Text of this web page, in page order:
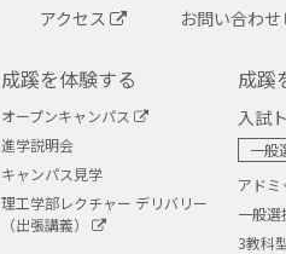
アクセス お問い合わせ
成蹊を体験する
オープンキャンパス
進学説明会
キャンパス見学
理工学部レクチャー デリバリー
（出張講義）
成蹊
入試
一般
アドミ
一般
3教科